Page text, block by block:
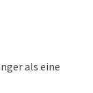
als eine